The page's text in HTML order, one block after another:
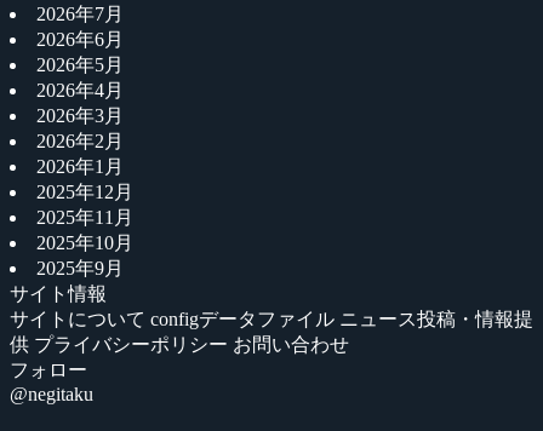
2026年7月
2026年6月
2026年5月
2026年4月
2026年3月
2026年2月
2026年1月
2025年12月
2025年11月
2025年10月
2025年9月
サイト情報
サイトについて configデータファイル ニュース投稿・情報提
供 プライバシーポリシー お問い合わせ
フォロー
@negitaku